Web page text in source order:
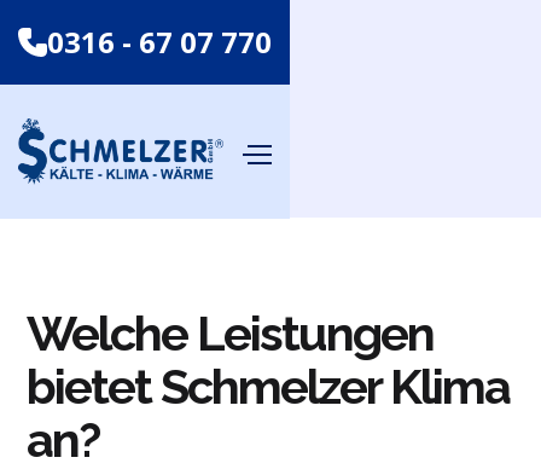
0316 - 67 07 770
Welche Leistungen
bietet Schmelzer Klima
an?